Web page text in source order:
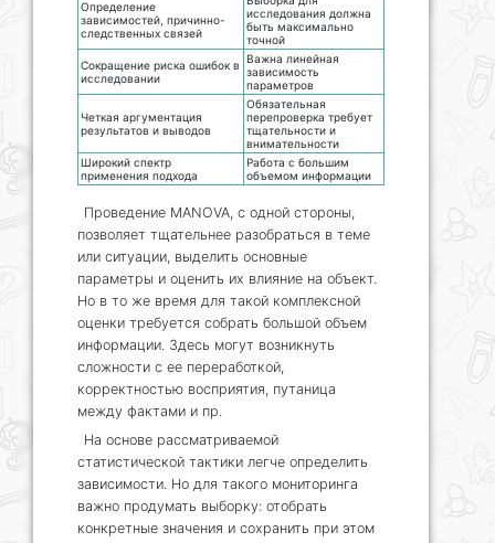
Определение
зависимостей, причинно-
следственных связей
исследования должна
быть максимально
точной
Сокращение риска ошибок в
исследовании
Важна линейная
зависимость
параметров
Четкая аргументация
результатов и выводов
Обязательная
перепроверка требует
тщательности и
внимательности
Широкий спектр
применения подхода
Работа с большим
объемом информации
Проведение MANOVA, с одной стороны,
позволяет тщательнее разобраться в теме
или ситуации, выделить основные
параметры и оценить их влияние на объект.
Но в то же время для такой комплексной
оценки требуется собрать большой объем
информации. Здесь могут возникнуть
сложности с ее переработкой,
корректностью восприятия, путаница
между фактами и пр.
На основе рассматриваемой
статистической тактики легче определить
зависимости. Но для такого мониторинга
важно продумать выборку: отобрать
конкретные значения и сохранить при этом